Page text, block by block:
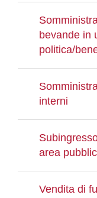
bevande in
politica/
interni
area
Vendita di